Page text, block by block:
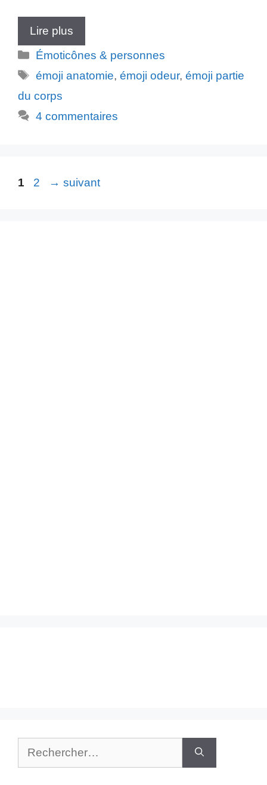
Lire plus
Catégories
Émoticônes & personnes
Étiquettes
émoji anatomie,émoji odeur,émoji partie
du corps
4 commentaires
Page
1 Page
2 → suivant